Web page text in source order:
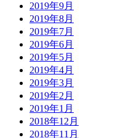
2019年9月
2019年8月
2019年7月
2019年6月
2019年5月
2019年4月
2019年3月
2019年2月
2019年1月
2018年12月
2018年11月